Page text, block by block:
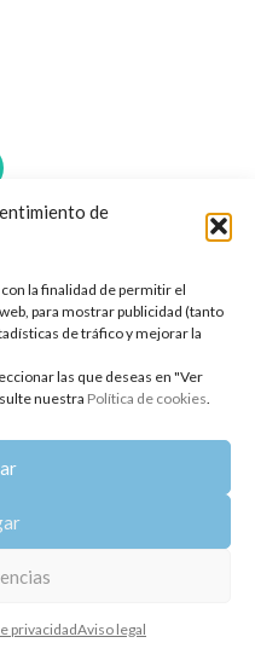
de
la finalidad de permitir el
para mostrar publicidad (tanto
de tráfico y mejorar la
las que deseas en "Ver
nuestra Política de cookies.
privacidadAviso legal
Oshadhi España
reservados.
| Política de cookies